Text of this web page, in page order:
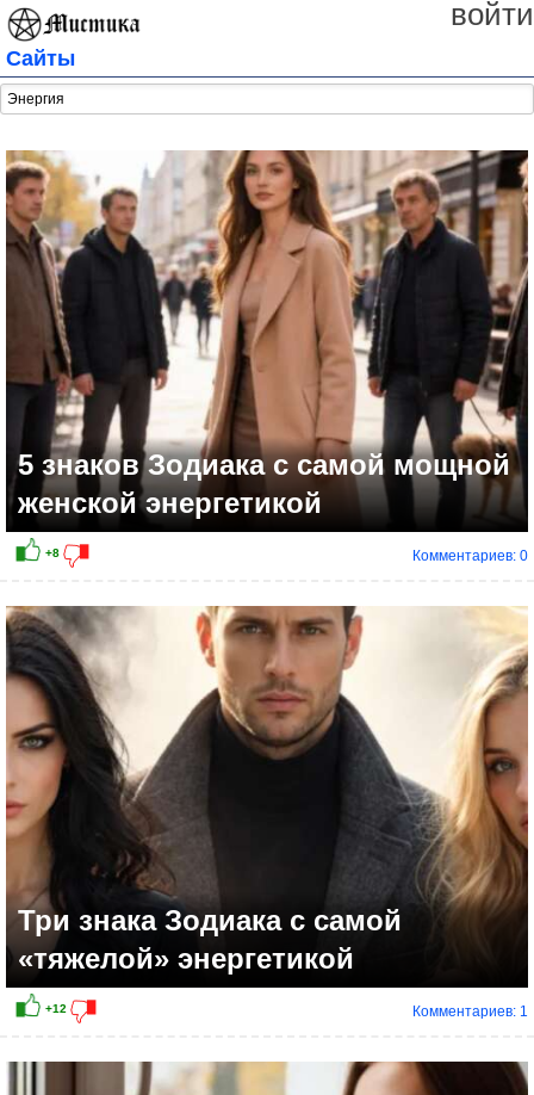
войти
Сайты
5 знаков Зодиака с самой мощной
женской энергетикой
Комментариев: 0
Три знака Зодиака с самой
«тяжелой» энергетикой
Комментариев: 1